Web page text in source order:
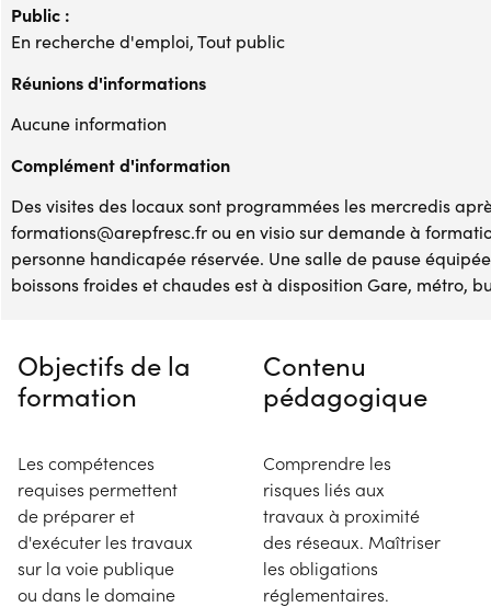
Public :
En recherche d'emploi, Tout public
Réunions d'informations
Aucune information
Complément d'information
Des visites des locaux sont programmées les mercredis
formations@arepfresc.fr ou en visio sur demande à
personne handicapée réservée. Une salle de pause
boissons froides et chaudes est à disposition Gare, métro,
Objectifs de la
formation
Les compétences
requises permettent
de préparer et
d'exécuter les travaux
sur la voie publique
ou dans le domaine
Contenu
pédagogique
Comprendre les
risques liés aux
travaux à proximité
des réseaux. Maîtriser
les obligations
réglementaires.